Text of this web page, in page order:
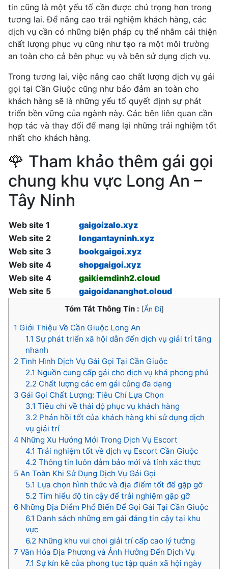
tin cũng là một yếu tố cần được chú trọng hơn trong
tương lai. Để nâng cao trải nghiệm khách hàng, các
dịch vụ cần có những biện pháp cụ thể nhằm cải thiện
chất lượng phục vụ cũng như tạo ra một môi trường
an toàn cho cả bên phục vụ và bên sử dụng dịch vụ.
Trong tương lai, việc nâng cao chất lượng dịch vụ gái
gọi tại Cần Giuộc cũng như bảo đảm an toàn cho
khách hàng sẽ là những yếu tố quyết định sự phát
triển bền vững của ngành này. Các bên liên quan cần
hợp tác và thay đổi để mang lại những trải nghiệm tốt
nhất cho khách hàng.
🌹 Tham khảo thêm gái gọi
chung khu vực Long An –
Tây Ninh
Web site 1
gaigoizalo.xyz
Web site 2
longantayninh.xyz
Web site 3
bookgaigoi.xyz
Web site 4
shopgaigoi.xyz
Web site 4
gaikiemdinh2.cloud
Web site 5
gaigoidananghot.cloud
Tóm Tắt Thông Tin : [Ẩn Đi]
1 Giới Thiệu Về Cần Giuộc Long An
1.1 Sự phát triển xã hội dẫn đến dịch vụ giải trí tăng
nhanh
2 Tình Hình Dịch Vụ Gái Gọi Tại Cần Giuộc
2.1 Nguồn cung cấp gái cho dịch vụ khá phong phú
2.2 Chất lượng các em gái củng đa dạng
3 Gái Gọi Chất Lượng: Tiêu Chí Lựa Chọn
3.1 Tiêu chí về thái độ phục vụ khách hàng
3.2 Phản hồi tốt của khách hàng khi sử dụng dịch
vụ giải trí
4 Những Xu Hướng Mới Trong Dịch Vụ Escort
4.1 Trải nghiệm tốt về dịch vụ Escort Cần Giuộc
4.2 Thông tin luôn đảm bảo mới và tính xác thực
5 An Toàn Khi Sử Dụng Dịch Vụ Gái Gọi
5.1 Lựa chọn hình thức và địa điểm tốt để gặp gỡ
5.2 Tìm hiểu độ tin cậy để trải nghiệm gặp gỡ
6 Những Địa Điểm Phổ Biến Để Gọi Gái Tại Cần Giuộc
6.1 Danh sách những em gái đáng tin cậy tại khu
vực
6.2 Những khu vui chơi giải trí cấp cao lý tưởng
7 Văn Hóa Địa Phương và Ảnh Hưởng Đến Dịch Vụ
7.1 Sự kín kẽ của phong tục tập quán xã hội ngày